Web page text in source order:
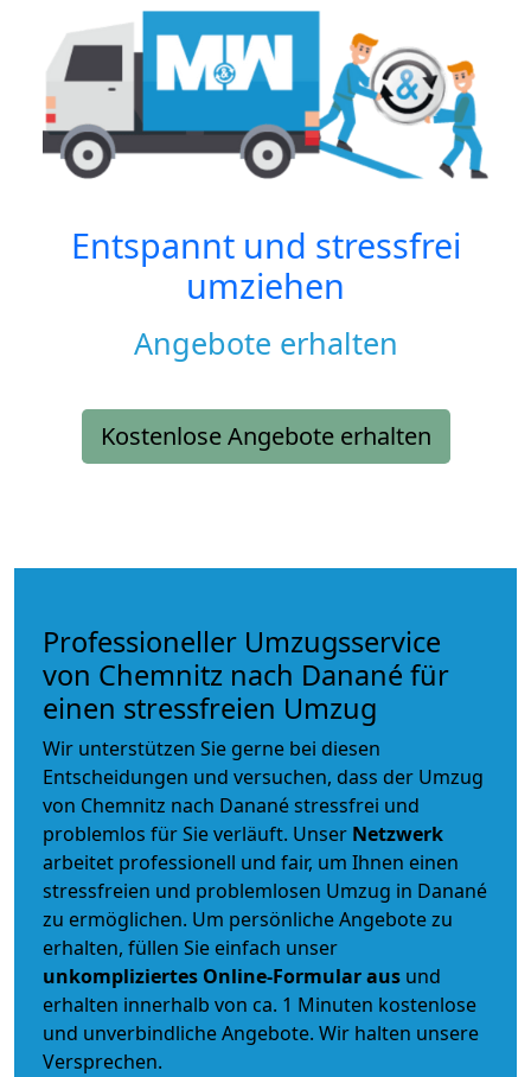
Entspannt und stressfrei
umziehen
Angebote erhalten
Kostenlose Angebote erhalten
Professioneller Umzugsservice
von Chemnitz nach Danané für
einen stressfreien Umzug
Wir unterstützen Sie gerne bei diesen
Entscheidungen und versuchen, dass der Umzug
von Chemnitz nach Danané stressfrei und
problemlos für Sie verläuft. Unser Netzwerk
arbeitet professionell und fair, um Ihnen einen
stressfreien und problemlosen Umzug in Danané
zu ermöglichen. Um persönliche Angebote zu
erhalten, füllen Sie einfach unser
unkompliziertes Online-Formular aus und
erhalten innerhalb von ca. 1 Minuten kostenlose
und unverbindliche Angebote. Wir halten unsere
Versprechen.